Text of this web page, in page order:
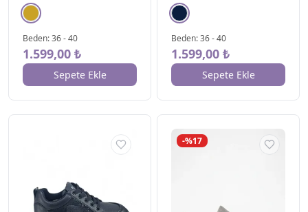
Beden:36-40
1.599,00 ₺
Sepete Ekle
Beden:36-40
1.599,00 ₺
Sepete Ekle
-%17